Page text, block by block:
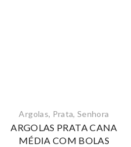
Argolas, Prata,Senhora
ARGOLAS PRATA CANA
MÉDIA COM BOLAS